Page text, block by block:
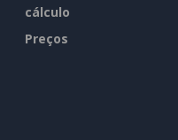
cálculo
Preços